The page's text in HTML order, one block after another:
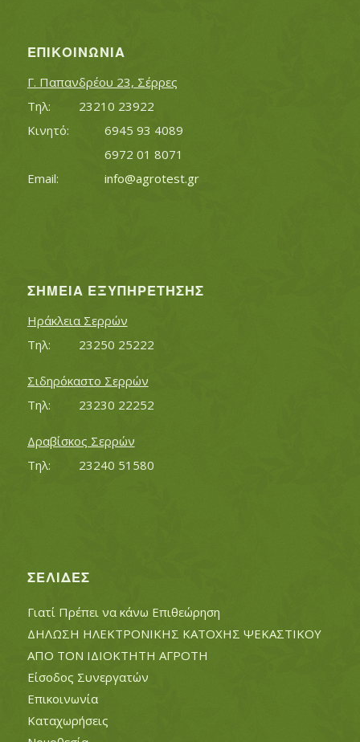
ΕΠΙΚΟΙΝΩΝΊΑ
Γ. Παπανδρέου 23, Σέρρες
Τηλ:		23210 23922
Κινητό:		6945 93 4089
			6972 01 8071
info@agrotest.gr
ΣΗΜΕΊΑ ΕΞΥΠΗΡΈΤΗΣΗΣ
Ηράκλεια Σερρών
Τηλ:		23250 25222
Σιδηρόκαστο Σερρών
Τηλ:		23230 22252
Δραβίσκος Σερρών
Τηλ:		23240 51580
ΣΕΛΊΔΕΣ
Γιατί Πρέπει να κάνω Επιθεώρηση
ΔΗΛΩΣΗ ΗΛΕΚΤΡΟΝΙΚΗΣ ΚΑΤΟΧΗΣ ΨΕΚΑΣΤΙΚΟΥ
ΑΠΟ ΤΟΝ ΙΔΙΟΚΤΗΤΗ ΑΓΡΟΤΗ
Είσοδος Συνεργατών
Επικοινωνία
Καταχωρήσεις